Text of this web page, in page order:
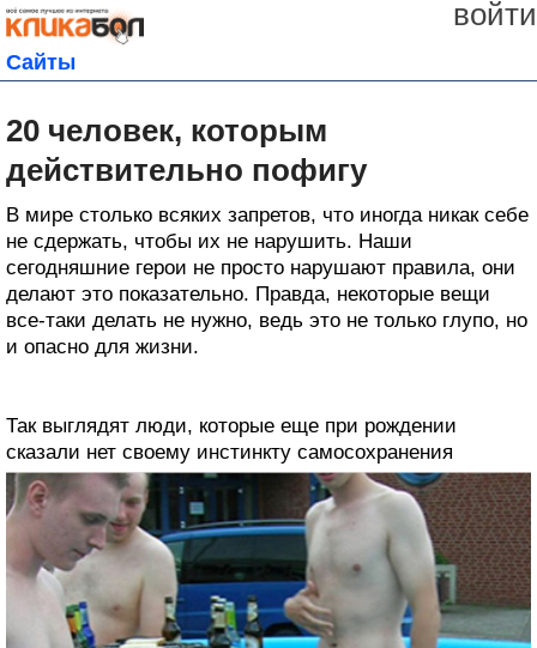
войти
Сайты
20 человек, которым
действительно пофигу
В мире столько всяких запретов, что иногда никак себе
не сдержать, чтобы их не нарушить. Наши
сегодняшние герои не просто нарушают правила, они
делают это показательно. Правда, некоторые вещи
все-таки делать не нужно, ведь это не только глупо, но
и опасно для жизни.
Так выглядят люди, которые еще при рождении
сказали нет своему инстинкту самосохранения